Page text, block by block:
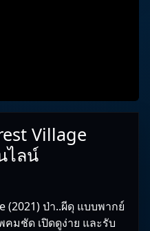
Village
ไลน์
(2021) ป่า..ผีดุ แบบพากย์
คมชัด เปิดดูง่าย และรับ